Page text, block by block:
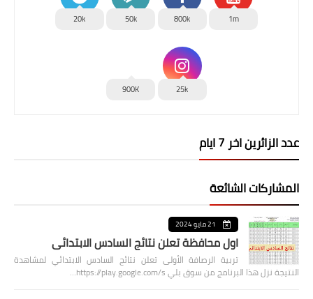
1m
800k
50k
20k
25k
900K
عدد الزائرين اخر 7 ايام
المشاركات الشائعة
21 مايو 2024
اول محافظة تعلن نتائج السادس الابتدائي
تربية الرصافة الأولى تعلن نتائج السادس الابتدائي لمشاهدة
النتيجة نزل هذا البرنامج من سوق بلي https://play.google.com/s…